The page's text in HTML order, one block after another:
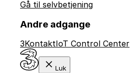
Gå til selvbetjening
Andre adgange
3KontaktIoT Control Center
Luk